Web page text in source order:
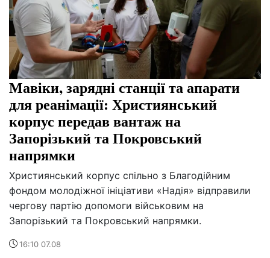
Мавіки, зарядні станції та апарати
для реанімації: Християнський
корпус передав вантаж на
Запорізький та Покровський
напрямки
Християнський корпус спільно з Благодійним
фондом молодіжної ініціативи «Надія» відправили
чергову партію допомоги військовим на
Запорізький та Покровський напрямки.
16:10 07.08